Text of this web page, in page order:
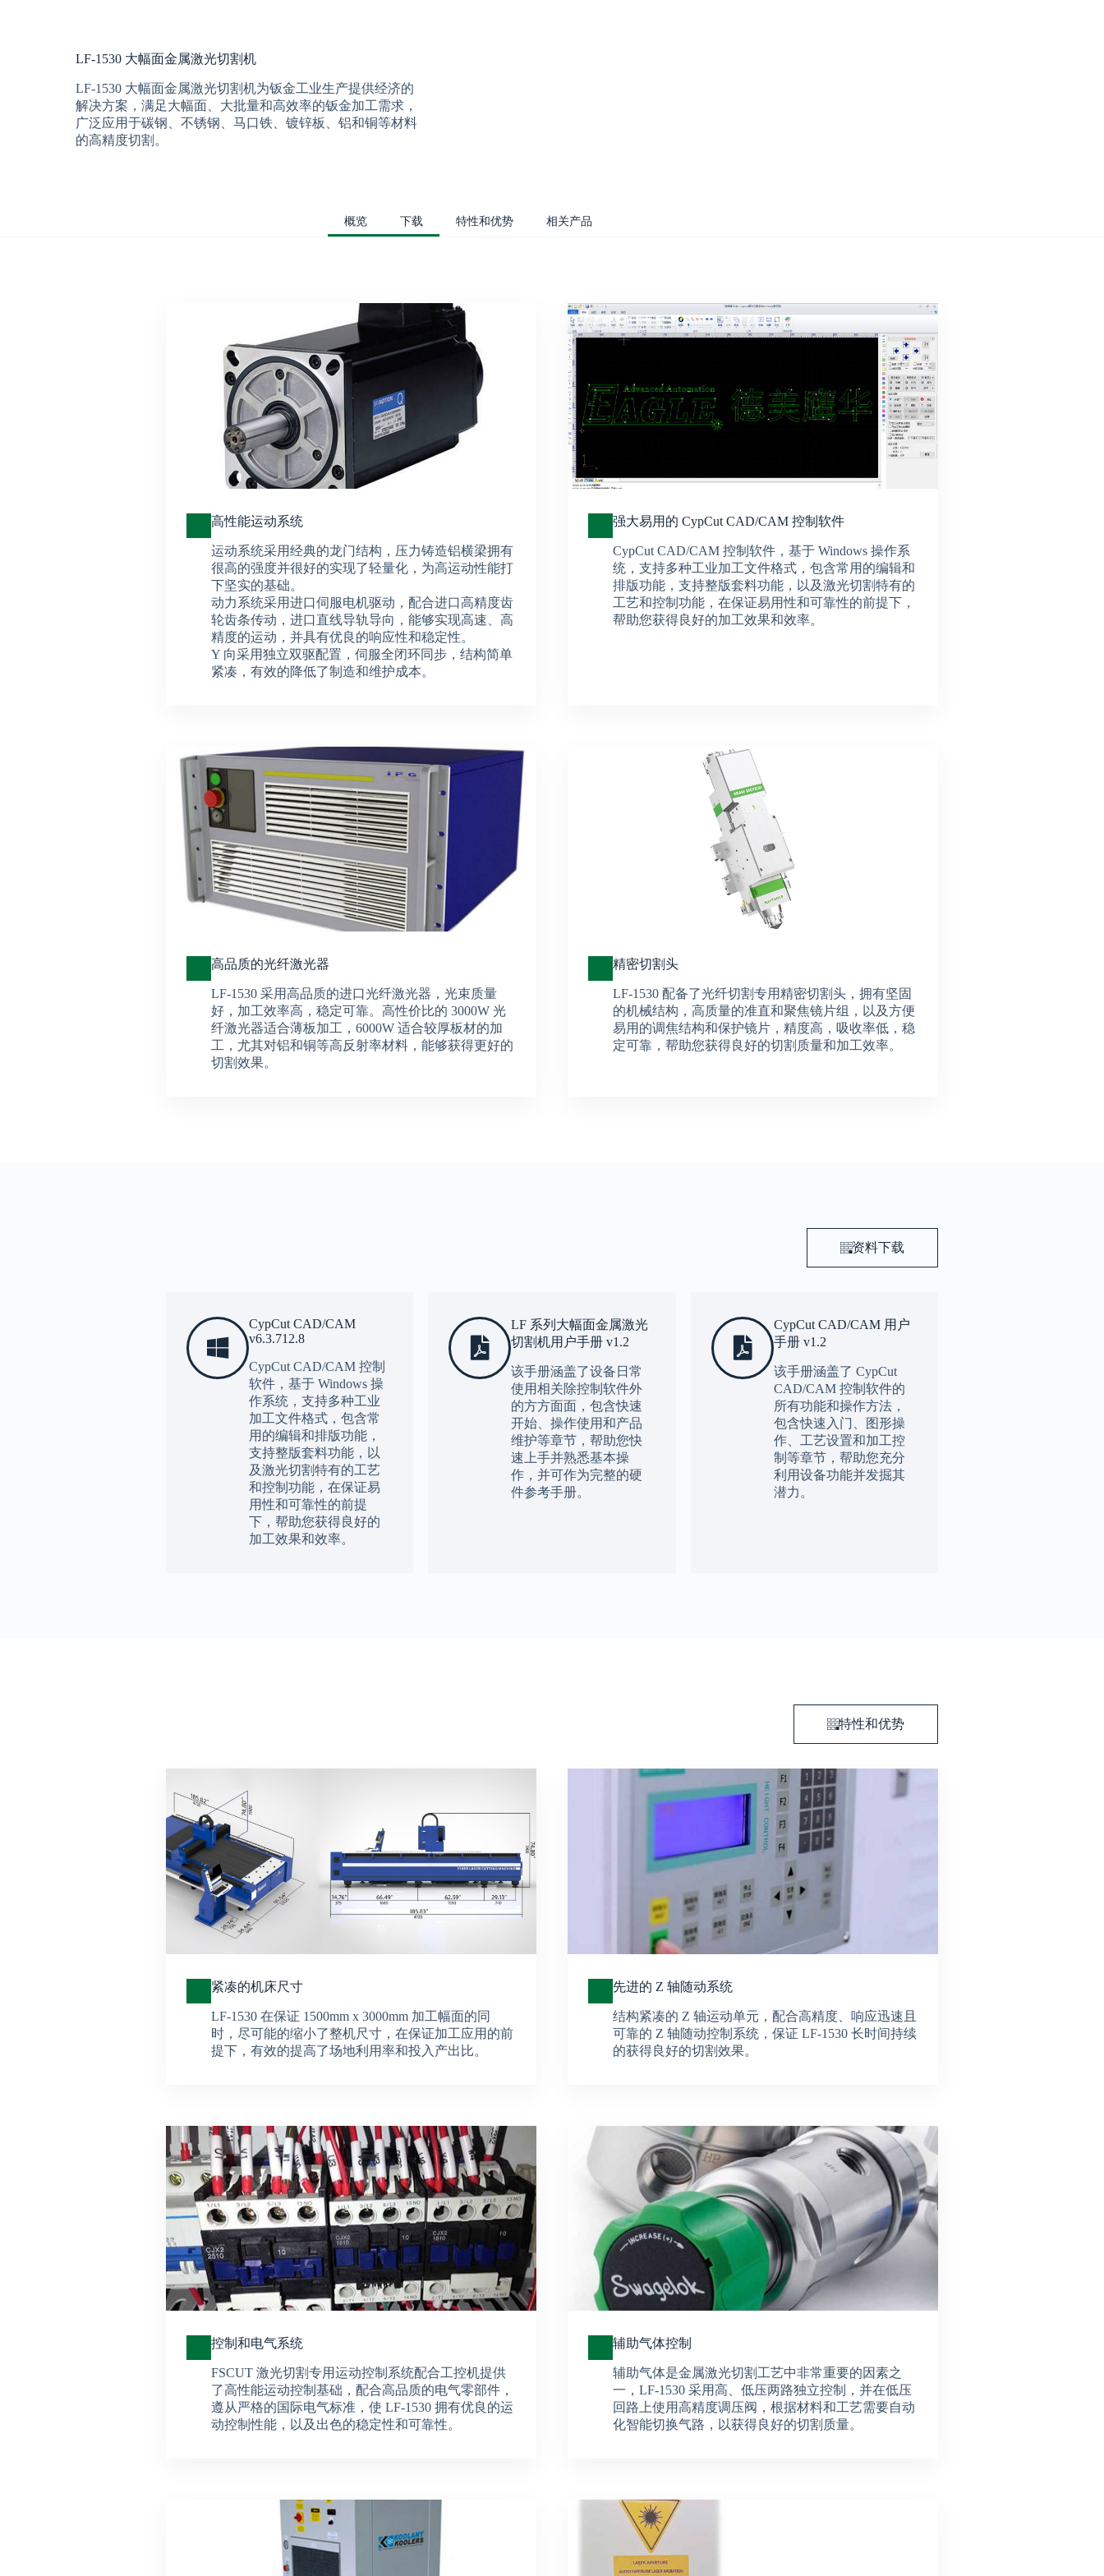
LF-1530 大幅面金属激光切割机
LF-1530 大幅面金属激光切割机为钣金工业生产提供经济的
解决方案，满足大幅面、大批量和高效率的钣金加工需求，
广泛应用于碳钢、不锈钢、马口铁、镀锌板、铝和铜等材料
的高精度切割。
概览 下载 特性和优势 相关产品
高性能运动系统
运动系统采用经典的龙门结构，压力铸造铝横梁拥有
很高的强度并很好的实现了轻量化，为高运动性能打
下坚实的基础。
动力系统采用进口伺服电机驱动，配合进口高精度齿
轮齿条传动，进口直线导轨导向，能够实现高速、高
精度的运动，并具有优良的响应性和稳定性。
Y 向采用独立双驱配置，伺服全闭环同步，结构简单
紧凑，有效的降低了制造和维护成本。
强大易用的 CypCut CAD/CAM 控制软件
CypCut CAD/CAM 控制软件，基于 Windows 操作系
统，支持多种工业加工文件格式，包含常用的编辑和
排版功能，支持整版套料功能，以及激光切割特有的
工艺和控制功能，在保证易用性和可靠性的前提下，
帮助您获得良好的加工效果和效率。
高品质的光纤激光器
LF-1530 采用高品质的进口光纤激光器，光束质量
好，加工效率高，稳定可靠。高性价比的 3000W 光
纤激光器适合薄板加工，6000W 适合较厚板材的加
工，尤其对铝和铜等高反射率材料，能够获得更好的
切割效果。
精密切割头
LF-1530 配备了光纤切割专用精密切割头，拥有坚固
的机械结构，高质量的准直和聚焦镜片组，以及方便
易用的调焦结构和保护镜片，精度高，吸收率低，稳
定可靠，帮助您获得良好的切割质量和加工效率。
资料下载
CypCut CAD/CAM
v6.3.712.8
CypCut CAD/CAM 控制
软件，基于 Windows 操
作系统，支持多种工业
加工文件格式，包含常
用的编辑和排版功能，
支持整版套料功能，以
及激光切割特有的工艺
和控制功能，在保证易
用性和可靠性的前提
下，帮助您获得良好的
加工效果和效率。
LF 系列大幅面金属激光
切割机用户手册 v1.2
该手册涵盖了设备日常
使用相关除控制软件外
的方方面面，包含快速
开始、操作使用和产品
维护等章节，帮助您快
速上手并熟悉基本操
作，并可作为完整的硬
件参考手册。
CypCut CAD/CAM 用户
手册 v1.2
该手册涵盖了 CypCut
CAD/CAM 控制软件的
所有功能和操作方法，
包含快速入门、图形操
作、工艺设置和加工控
制等章节，帮助您充分
利用设备功能并发掘其
潜力。
特性和优势
紧凑的机床尺寸
LF-1530 在保证 1500mm x 3000mm 加工幅面的同
时，尽可能的缩小了整机尺寸，在保证加工应用的前
提下，有效的提高了场地利用率和投入产出比。
先进的 Z 轴随动系统
结构紧凑的 Z 轴运动单元，配合高精度、响应迅速且
可靠的 Z 轴随动控制系统，保证 LF-1530 长时间持续
的获得良好的切割效果。
控制和电气系统
FSCUT 激光切割专用运动控制系统配合工控机提供
了高性能运动控制基础，配合高品质的电气零部件，
遵从严格的国际电气标准，使 LF-1530 拥有优良的运
动控制性能，以及出色的稳定性和可靠性。
辅助气体控制
辅助气体是金属激光切割工艺中非常重要的因素之
一，LF-1530 采用高、低压两路独立控制，并在低压
回路上使用高精度调压阀，根据材料和工艺需要自动
化智能切换气路，以获得良好的切割质量。